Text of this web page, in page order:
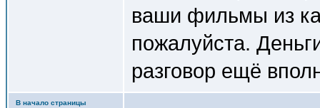
ваши фильмы из
пожалуйста.
разговор ещё
В начало страницы